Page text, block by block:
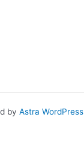
by Astra WordPress